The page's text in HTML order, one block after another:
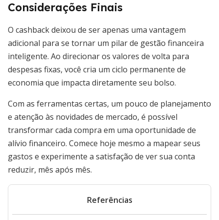
Considerações Finais
O cashback deixou de ser apenas uma vantagem
adicional para se tornar um pilar de gestão financeira
inteligente. Ao direcionar os valores de volta para
despesas fixas, você cria um ciclo permanente de
economia que impacta diretamente seu bolso.
Com as ferramentas certas, um pouco de planejamento
e atenção às novidades de mercado, é possível
transformar cada compra em uma oportunidade de
alívio financeiro. Comece hoje mesmo a mapear seus
gastos e experimente a satisfação de ver sua conta
reduzir, mês após mês.
Referências